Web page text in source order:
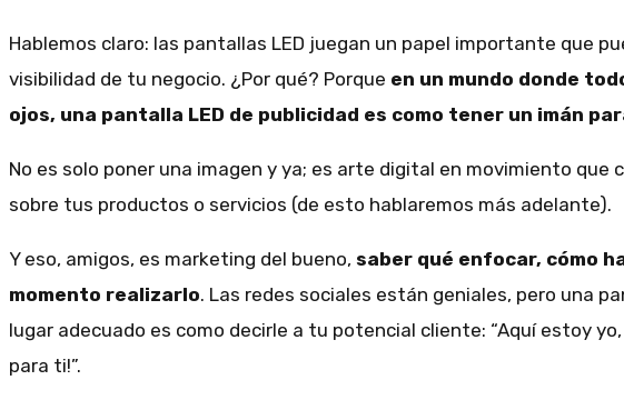
Hablemos claro: las pantallas LED juegan un papel importante que
visibilidad de tu negocio. ¿Por qué? Porque en un mundo donde
ojos, una pantalla LED de publicidad es como tener un imán
No es solo poner una imagen y ya; es arte digital en movimiento que
sobre tus productos o servicios (de esto hablaremos más adelante).
Y eso, amigos, es marketing del bueno, saber qué enfocar, cómo
momento realizarlo. Las redes sociales están geniales, pero una
lugar adecuado es como decirle a tu potencial cliente: “Aquí estoy
para ti!”.